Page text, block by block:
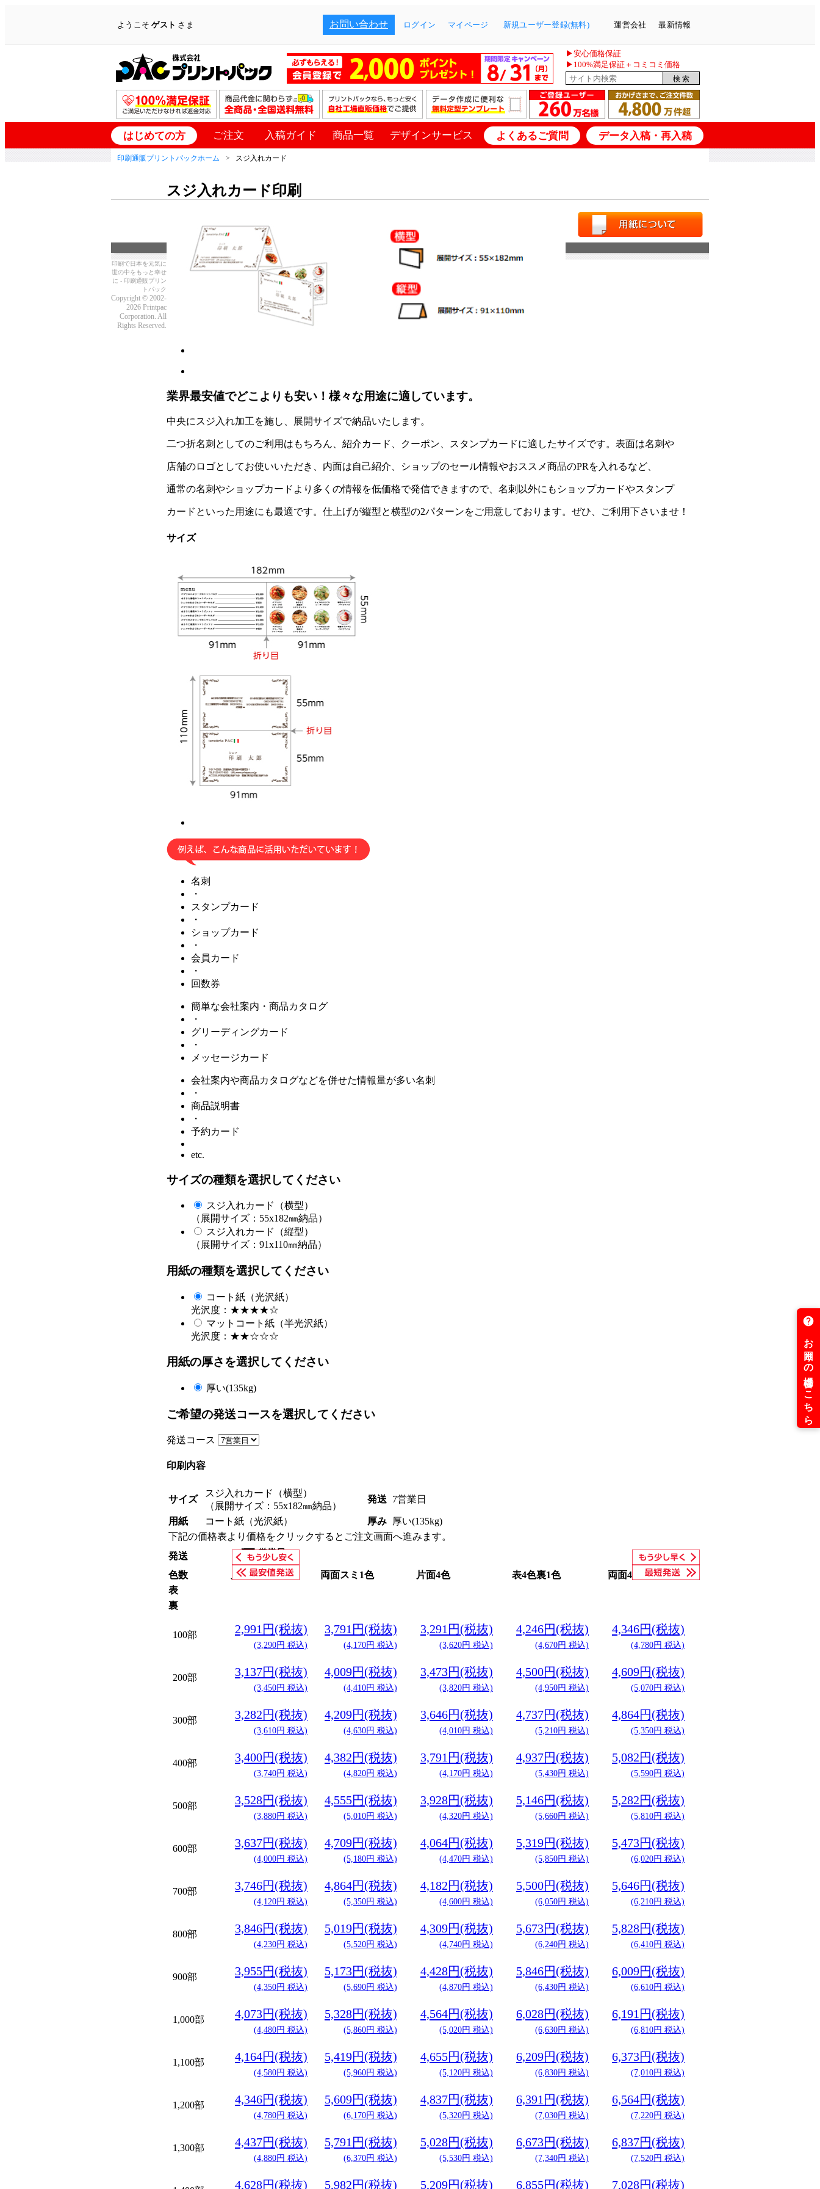
ようこそゲスト さま お問い合わせ ログイン マイページ 新規ユーザー登録(無料) 運営会社 最新情報
▶安心価格保証
▶100%満足保証＋コミコミ価格
はじめての方 ご注文 入稿ガイド 商品一覧 デザインサービス よくあるご質問 データ入稿・再入稿
印刷通販プリントパックホーム スジ入れカード
スジ入れカード印刷
業界最安値でどこよりも安い！様々な用途に適しています。
中央にスジ入れ加工を施し、展開サイズで納品いたします。
二つ折名刺としてのご利用はもちろん、紹介カード、クーポン、スタンプカードに適したサイズです。表面は名刺や
店舗のロゴとしてお使いいただき、内面は自己紹介、ショップのセール情報やおススメ商品のPRを入れるなど、
通常の名刺やショップカードより多くの情報を低価格で発信できますので、名刺以外にもショップカードやスタンプ
カードといった用途にも最適です。仕上げが縦型と横型の2パターンをご用意しております。ぜひ、ご利用下さいませ！
サイズ
名刺
・
スタンプカード
・
ショップカード
・
会員カード
・
回数券
簡単な会社案内・商品カタログ
・
グリーディングカード
・
メッセージカード
会社案内や商品カタログなどを併せた情報量が多い名刺
・
商品説明書
・
予約カード
etc.
サイズの種類を選択してください
スジ入れカード（横型）
（展開サイズ：55x182㎜納品）
スジ入れカード（縦型）
（展開サイズ：91x110㎜納品）
用紙の種類を選択してください
コート紙（光沢紙）
光沢度：★★★★☆
マットコート紙（半光沢紙）
光沢度：★★☆☆☆
用紙の厚さを選択してください
厚い(135kg)
ご希望の発送コースを選択してください
発送コース
印刷内容
サイズ
スジ入れカード（横型）
（展開サイズ：55x182㎜納品）
発送 7営業日
用紙 コート紙（光沢紙） 厚み
厚い(135kg)
下記の価格表より価格をクリックするとご注文画面へ進みます。
発送
色数
片面スミ1色 両面スミ1色 片面4色 表4色裏1色
両面4色
表
裏
100部 2,991円(税抜)
(3,290円 税込)
3,791円(税抜)
(4,170円 税込)
3,291円(税抜)
(3,620円 税込)
4,246円(税抜)
(4,670円 税込)
4,346円(税抜)
(4,780円 税込)
200部 3,137円(税抜)
(3,450円 税込)
4,009円(税抜)
(4,410円 税込)
3,473円(税抜)
(3,820円 税込)
4,500円(税抜)
(4,950円 税込)
4,609円(税抜)
(5,070円 税込)
300部 3,282円(税抜)
(3,610円 税込)
4,209円(税抜)
(4,630円 税込)
3,646円(税抜)
(4,010円 税込)
4,737円(税抜)
(5,210円 税込)
4,864円(税抜)
(5,350円 税込)
400部 3,400円(税抜)
(3,740円 税込)
4,382円(税抜)
(4,820円 税込)
3,791円(税抜)
(4,170円 税込)
4,937円(税抜)
(5,430円 税込)
5,082円(税抜)
(5,590円 税込)
500部 3,528円(税抜)
(3,880円 税込)
4,555円(税抜)
(5,010円 税込)
3,928円(税抜)
(4,320円 税込)
5,146円(税抜)
(5,660円 税込)
5,282円(税抜)
(5,810円 税込)
600部 3,637円(税抜)
(4,000円 税込)
4,709円(税抜)
(5,180円 税込)
4,064円(税抜)
(4,470円 税込)
5,319円(税抜)
(5,850円 税込)
5,473円(税抜)
(6,020円 税込)
700部 3,746円(税抜)
(4,120円 税込)
4,864円(税抜)
(5,350円 税込)
4,182円(税抜)
(4,600円 税込)
5,500円(税抜)
(6,050円 税込)
5,646円(税抜)
(6,210円 税込)
800部 3,846円(税抜)
(4,230円 税込)
5,019円(税抜)
(5,520円 税込)
4,309円(税抜)
(4,740円 税込)
5,673円(税抜)
(6,240円 税込)
5,828円(税抜)
(6,410円 税込)
900部 3,955円(税抜)
(4,350円 税込)
5,173円(税抜)
(5,690円 税込)
4,428円(税抜)
(4,870円 税込)
5,846円(税抜)
(6,430円 税込)
6,009円(税抜)
(6,610円 税込)
1,000部 4,073円(税抜)
(4,480円 税込)
5,328円(税抜)
(5,860円 税込)
4,564円(税抜)
(5,020円 税込)
6,028円(税抜)
(6,630円 税込)
6,191円(税抜)
(6,810円 税込)
1,100部 4,164円(税抜)
(4,580円 税込)
5,419円(税抜)
(5,960円 税込)
4,655円(税抜)
(5,120円 税込)
6,209円(税抜)
(6,830円 税込)
6,373円(税抜)
(7,010円 税込)
1,200部 4,346円(税抜)
(4,780円 税込)
5,609円(税抜)
(6,170円 税込)
4,837円(税抜)
(5,320円 税込)
6,391円(税抜)
(7,030円 税込)
6,564円(税抜)
(7,220円 税込)
1,300部 4,437円(税抜)
(4,880円 税込)
5,791円(税抜)
(6,370円 税込)
5,028円(税抜)
(5,530円 税込)
6,673円(税抜)
(7,340円 税込)
6,837円(税抜)
(7,520円 税込)
4,628円(税抜) 5,982円(税抜) 5,209円(税抜) 6,855円(税抜) 7,028円(税抜)
印刷で日本を元気に
世の中をもっと幸せ
に - 印刷通販プリン
トパック
Copyright © 2002-
2026 Printpac
Corporation. All
Rights Reserved.